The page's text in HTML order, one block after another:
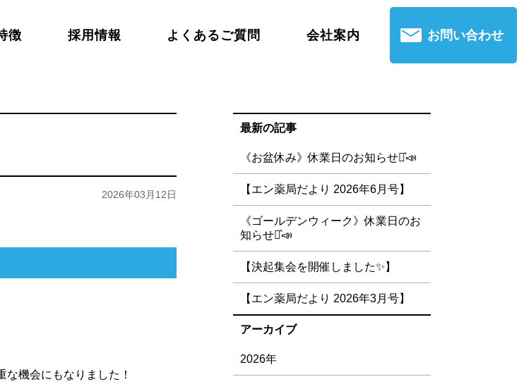
お問い合わせ
徴 採用情報 よくあるご質問 会社案内
沿革
2026年03月12日
機会にもなりました！
最新の記事
《お盆休み》休業日のお知らせ⋆͛📣
【エン薬局だより 2026年6月号】
《ゴールデンウィーク》休業日のお
知らせ⋆͛📣
【決起集会を開催しました✨】
【エン薬局だより 2026年3月号】
アーカイブ
2026年